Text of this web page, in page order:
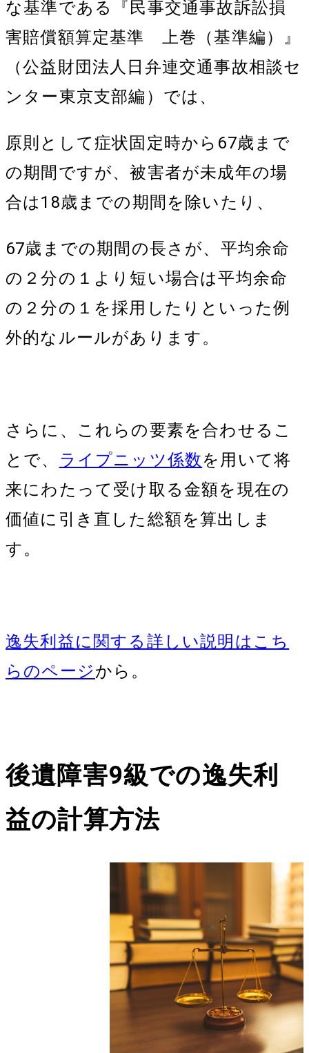
な基準である『民事交通事故訴訟損
害賠償額算定基準 上巻（基準編）』
（公益財団法人日弁連交通事故相談セ
ンター東京支部編）では、
原則として症状固定時から67歳まで
の期間ですが、被害者が未成年の場
合は18歳までの期間を除いたり、
67歳までの期間の長さが、平均余命
の２分の１より短い場合は平均余命
の２分の１を採用したりといった例
外的なルールがあります。
さらに、これらの要素を合わせるこ
とで、 ライプニッツ係数を用いて将
来にわたって受け取る金額を現在の
価値に引き直した総額を算出しま
す。
逸失利益に関する詳しい説明はこち
らのページから。
後遺障害9級での逸失利
益の計算方法